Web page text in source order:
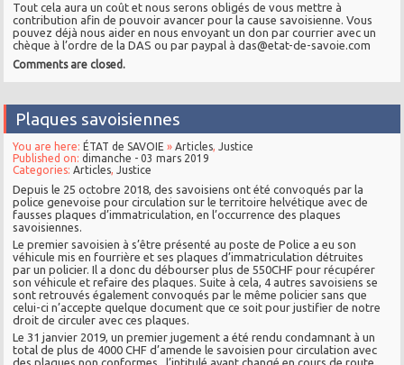
Tout cela aura un coût et nous serons obligés de vous mettre à
contribution afin de pouvoir avancer pour la cause savoisienne. Vous
pouvez déjà nous aider en nous envoyant un don par courrier avec un
chèque à l’ordre de la DAS ou par paypal à das@etat-de-savoie.com
Comments are closed.
Plaques savoisiennes
You are here: ÉTAT de SAVOIE »Articles,Justice
Published on:dimanche - 03 mars 2019
Categories:Articles,Justice
Depuis le 25 octobre 2018, des savoisiens ont été convoqués par la
police genevoise pour circulation sur le territoire helvétique avec de
fausses plaques d’immatriculation, en l’occurrence des plaques
savoisiennes.
Le premier savoisien à s’être présenté au poste de Police a eu son
véhicule mis en fourrière et ses plaques d’immatriculation détruites
par un policier. Il a donc du débourser plus de 550CHF pour récupérer
son véhicule et refaire des plaques. Suite à cela, 4 autres savoisiens se
sont retrouvés également convoqués par le même policier sans que
celui-ci n’accepte quelque document que ce soit pour justifier de notre
droit de circuler avec ces plaques.
Le 31 janvier 2019, un premier jugement a été rendu condamnant à un
total de plus de 4000 CHF d’amende le savoisien pour circulation avec
des plaques non conformes , l’intitulé ayant changé en cours de route.